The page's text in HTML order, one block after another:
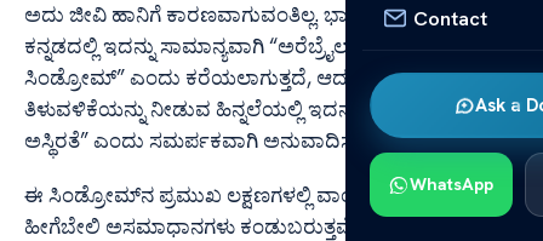
Contact
Ask a
WhatsApp
ಅದು ಜೀವಿ ಹಾನಿಗೆ ಕಾರಣವಾಗುವಂತಿಲ್ಲ. ಭಾರತೀಯ ಭಾಷೆಯಾಗಿ
ಕನ್ನಡದಲ್ಲಿ ಇದನ್ನು ಸಾಮಾನ್ಯವಾಗಿ “ಅರೆಬ್ರೈಲ್ ಬಾಯಲ್
ಸಿಂಡ್ರೋಮ್” ಎಂದು ಕರೆಯಲಾಗುತ್ತದೆ, ಆದರೆ ಇದಕ್ಕೆ ಇನ್ನಷ್ಟು
ತಿಳುವಳಿಕೆಯನ್ನು ನೀಡುವ ಹಿನ್ನಲೆಯಲ್ಲಿ ಇದನ್ನು “ಭ್ರಷ್ಟಾಶಯದ
ಅಸ್ಥಿರತೆ” ಎಂದು ಸಮರ್ಪಕವಾಗಿ ಅನುವಾದಿಸಬಹುದು.
ಈ ಸಿಂಡ್ರೋಮ್‌ನ ಪ್ರಮುಖ ಲಕ್ಷಣಗಳಲ್ಲಿ ವಾಂತಿ, ಅತಿಸಾರ, ಉಲ್ಬಣ,
ಹೀಗೆಬೇಲಿ ಅಸಮಾಧಾನಗಳು ಕಂಡುಬರುತ್ತವೆ. ಸಾಮಾನ್ಯವಾಗಿ ಇದು